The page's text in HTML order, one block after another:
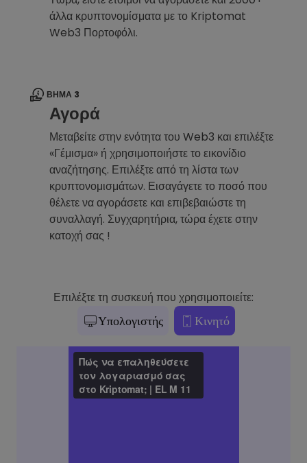
άλλα κρυπτονομίσματα με το Kriptomat
Web3 Πορτοφόλι.
ΒΉΜΑ 3
Αγορά
Μεταβείτε στην ενότητα του Web3 και επιλέξτε
«Γέμισμα» ή χρησιμοποιήστε το εικονίδιο
αναζήτησης. Επιλέξτε από τη λίστα των
κρυπτονομισμάτων. Εισαγάγετε το ποσό που
θέλετε να αγοράσετε και επιβεβαιώστε τη
συναλλαγή. Συγχαρητήρια, τώρα έχετε στην
κατοχή σας !
Επιλέξτε τη συσκευή που χρησιμοποιείτε:
Υπολογιστής Κινητό